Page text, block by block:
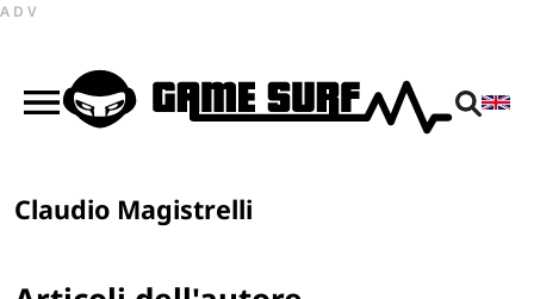
ADV
Claudio Magistrelli